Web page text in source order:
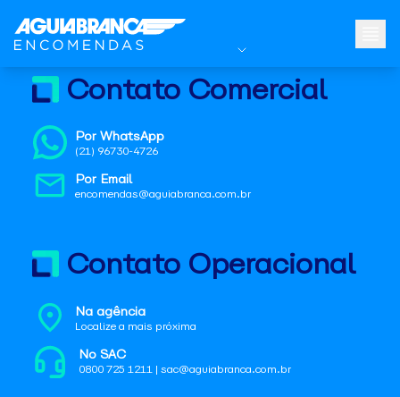
Contato Comercial
Por WhatsApp
(21) 96730-4726
Por Email
encomendas@aguiabranca.com.br
Contato Operacional
Na agência
Localize a mais próxima
No SAC
0800 725 1211 | sac@aguiabranca.com.br